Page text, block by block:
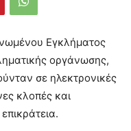
Εγκλήματος
οργάνωσης,
σε ηλεκτρονικές
κλοπές και